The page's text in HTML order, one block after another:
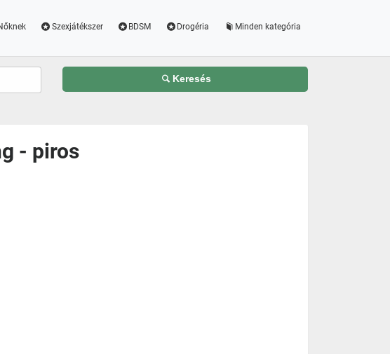
Szexjátékszer BDSM Drogéria Minden kategória
Keresés
- piros